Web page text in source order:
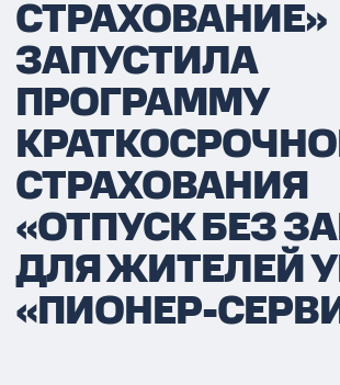
СТРАХОВАНИЕ»
ЗАПУСТИЛА
ПРОГРАММУ
СТРАХОВАНИЯ
«ОТПУСК БЕЗ
ДЛЯ ЖИТЕЛЕЙ
«ПИОНЕР-